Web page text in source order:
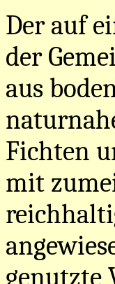
Der auf
der
aus
Fichten
mit
genutzte